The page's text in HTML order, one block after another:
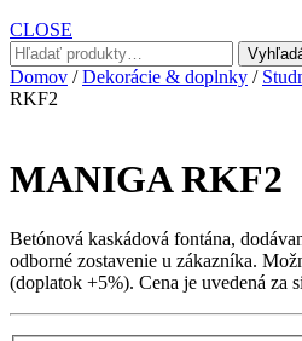
CLOSE
Hľadať:
Domov /Dekorácie & doplnky /
RKF2
MANIGA RKF2
Betónová kaskádová fontána,
odborné zostavenie u zákazníka.
(doplatok +5%). Cena je uvedená za